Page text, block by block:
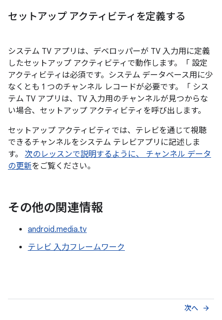
セットアップ アクティビティを定義する
システム TV アプリは、デベロッパーが TV 入力用に定義
したセットアップ アクティビティで動作します。「 設定
アクティビティは必須です。システム データベース用に少
なくとも 1 つのチャンネル レコードが必要です。「 シス
テム TV アプリは、TV 入力用のチャンネルが見つからな
い場合、セットアップ アクティビティを呼び出します。
セットアップ アクティビティでは、テレビを通じて視聴
できるチャンネルをシステム テレビアプリに記述しま
す。 次のレッスンで説明するように、 チャンネル データ
の更新をご覧ください。
その他の関連情報
android.media.tv
テレビ 入力フレームワーク
次へ arrow_forward